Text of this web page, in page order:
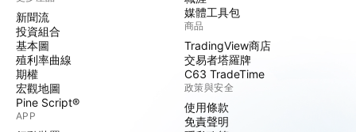
新聞流
投資組合
基本圖
殖利率曲線
期權
宏觀地圖
Pine Script®
APP
媒體工具包
商品
TradingView商店
交易者塔羅牌
C63 TradeTime
政策與安全
使用條款
免責聲明